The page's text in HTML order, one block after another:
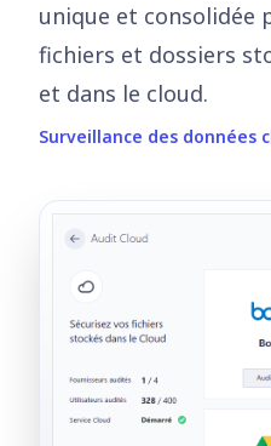
unique et consolidée
fichiers et dossiers
et dans le cloud.
Surveillance des données